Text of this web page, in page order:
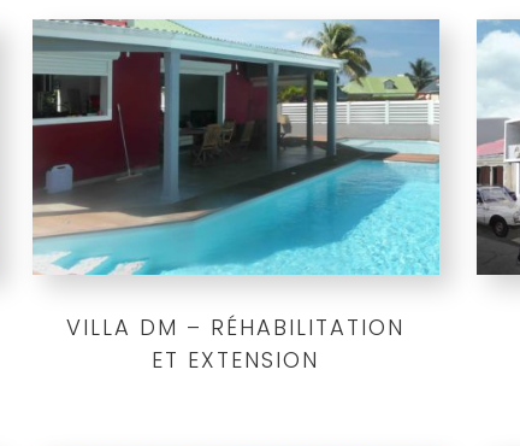
VILLA DM – RÉHABILITATION
ET EXTENSION